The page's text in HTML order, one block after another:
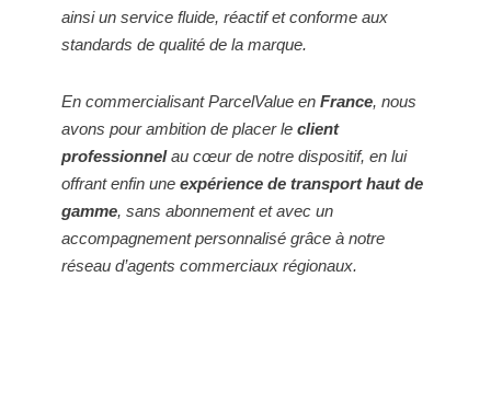
ainsi un service fluide, réactif et conforme aux
standards de qualité de la marque.
En commercialisant ParcelValue en France, nous
avons pour ambition de placer le client
professionnelau cœur de notre dispositif, en lui
offrant enfin une expérience de transport haut de
gamme, sans abonnement et avec un
accompagnement personnalisé grâce à notre
réseau d’agents commerciaux régionaux.